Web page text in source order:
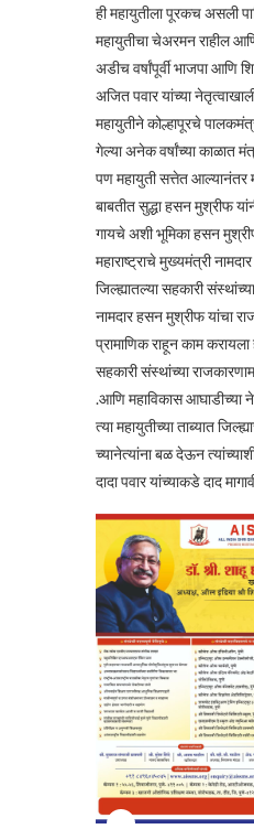
ही महायुतीला पूरकच असली
महायुतीचा चेअरमन राहील
अडीच वर्षांपूर्वी भाजपा आणि
अजित पवार यांच्या
महायुतीने कोल्हापूरचे
गेल्या अनेक वर्षांच्या काळात
पण महायुती सत्तेत आल्यानंतर
बाबतीत सुद्धा हसन मुश्रीफ
गायचे अशी भूमिका हसन
महाराष्ट्राचे मुख्यमंत्री
जिल्ह्यातल्या सहकारी
नामदार हसन मुश्रीफ यांचा
प्रामाणिक राहून काम
सहकारी संस्थांच्या
.आणि महाविकास आघाडीच्या
त्या महायुतीच्या ताब्यात
च्यानेत्यांना बळ देऊन
दादा पवार यांच्याकडे दाद